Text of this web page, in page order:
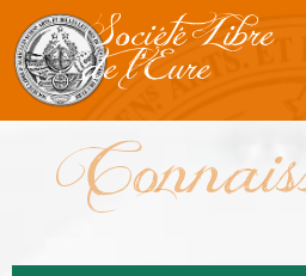
Société Libre
de l'Eure